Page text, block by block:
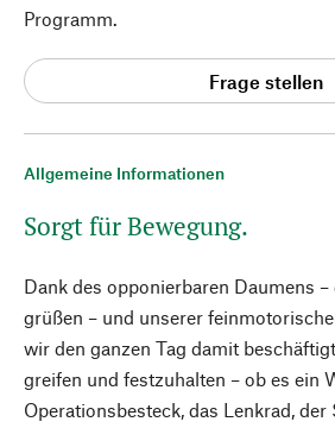
Allgemeine Informationen
Sorgt für Bewegung.
Dank des opponierbaren Daumens
grüßen – und unserer
wir den ganzen Tag damit
greifen und festzuhalten – ob es ein
Operationsbesteck, das Lenkrad,
Programm.
Frage stellen